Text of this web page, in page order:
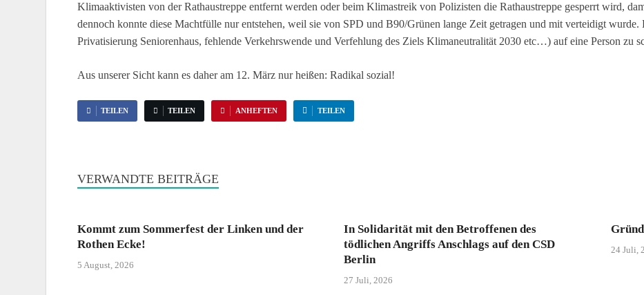
Klimaaktivisten von der Rathaustreppe entfernt werden oder beim Klimastreik von Polizisten die Rathaustreppe gesperrt wird,
dennoch konnte diese Machtfülle nur entstehen, weil sie von SPD und B90/Grünen lange Zeit getragen und mit verteidigt
Privatisierung Seniorenhaus, fehlende Verkehrswende und Verfehlung des Ziels Klimaneutralität 2030 etc…) auf eine Person zu
Aus unserer Sicht kann es daher am 12. März nur heißen: Radikal sozial!
TEILEN TEILEN ANHEFTEN TEILEN
VERWANDTE BEITRÄGE
Kommt zum Sommerfest der Linken und der
Rothen Ecke!
5 August, 2026
In Solidarität mit den Betroffenen des
tödlichen Angriffs Anschlags auf den CSD
Berlin
27 Juli, 2026
24 Juli,